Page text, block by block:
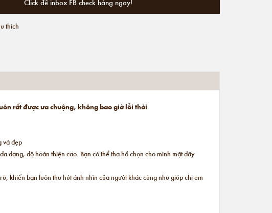
thích
rất được ưa chuộng, không bao giờ lỗi thời
và đẹp
dạng, độ hoàn thiện cao. Bạn có thể tha hồ chọn cho mình mặt dây
khiến bạn luôn thu hút ánh nhìn của người khác cũng như giúp chị em